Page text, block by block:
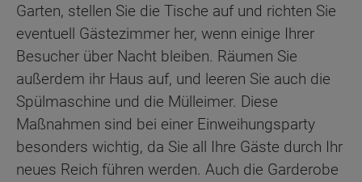
Garten, stellen Sie die Tische auf und richten Sie
eventuell Gästezimmer her, wenn einige Ihrer
Besucher über Nacht bleiben. Räumen Sie
außerdem ihr Haus auf, und leeren Sie auch die
Spülmaschine und die Mülleimer. Diese
Maßnahmen sind bei einer Einweihungsparty
besonders wichtig, da Sie all Ihre Gäste durch Ihr
neues Reich führen werden. Auch die Garderobe